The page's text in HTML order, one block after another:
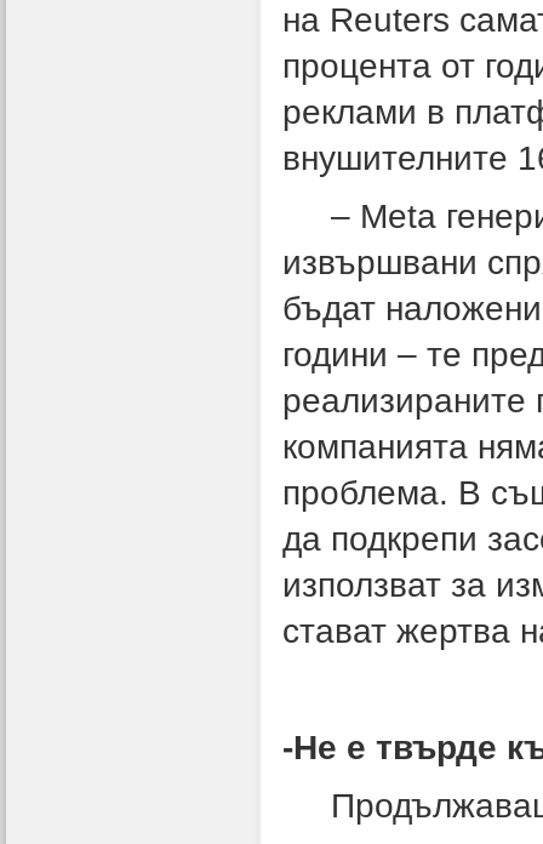
на Reuters
процента от
реклами в
внушителните
– Meta
извършвани
бъдат
години – те
реализираните
компанията
проблема. В
да подкрепи
използват за
стават жертва
-Не е твърде